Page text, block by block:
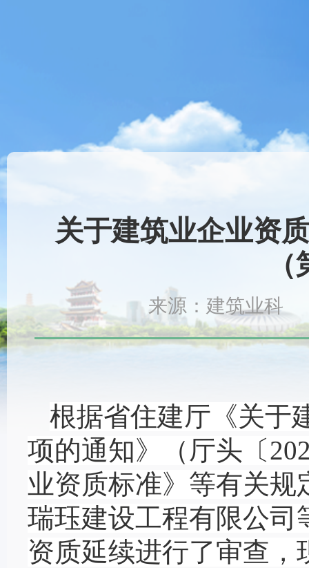
关于建筑业企业资
来源：建筑业科
根据省住建厅《关于
项的通知》（厅头〔
业资质标准》等有关规
瑞珏建设工程有限公司
资质延续进行了审查